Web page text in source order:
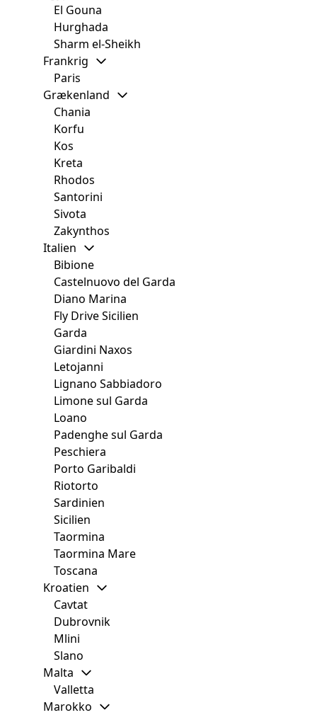
El Gouna
Hurghada
Sharm el-Sheikh
Frankrig
Paris
Grækenland
Chania
Korfu
Kos
Kreta
Rhodos
Santorini
Sivota
Zakynthos
Italien
Bibione
Castelnuovo del Garda
Diano Marina
Fly Drive Sicilien
Garda
Giardini Naxos
Letojanni
Lignano Sabbiadoro
Limone sul Garda
Loano
Padenghe sul Garda
Peschiera
Porto Garibaldi
Riotorto
Sardinien
Sicilien
Taormina
Taormina Mare
Toscana
Kroatien
Cavtat
Dubrovnik
Mlini
Slano
Malta
Valletta
Marokko